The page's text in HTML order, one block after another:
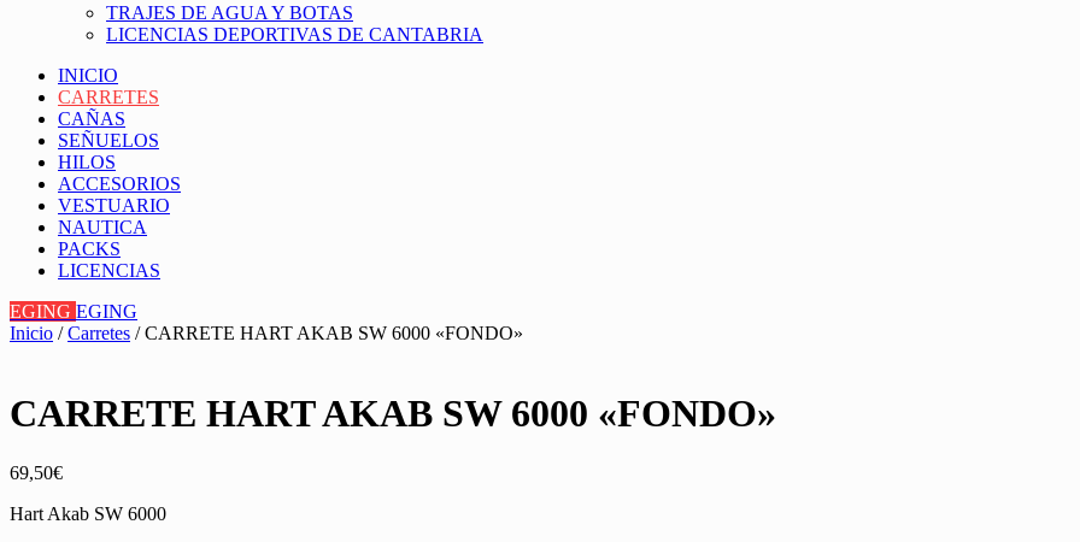
TRAJES DE AGUA Y BOTAS
LICENCIAS DEPORTIVAS DE CANTABRIA
INICIO
CARRETES
CAÑAS
SEÑUELOS
HILOS
ACCESORIOS
VESTUARIO
NAUTICA
PACKS
LICENCIAS
EGING EGING
Inicio /Carretes / CARRETE HART AKAB SW 6000 «FONDO»
CARRETE HART AKAB SW 6000 «FONDO»
69,50€
Hart Akab SW 6000